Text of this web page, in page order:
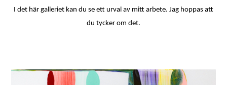
I det här galleriet kan du se ett urval av mitt arbete. Jag hoppas att
du tycker om det.